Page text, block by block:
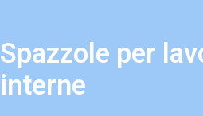
Spazzole per
interne